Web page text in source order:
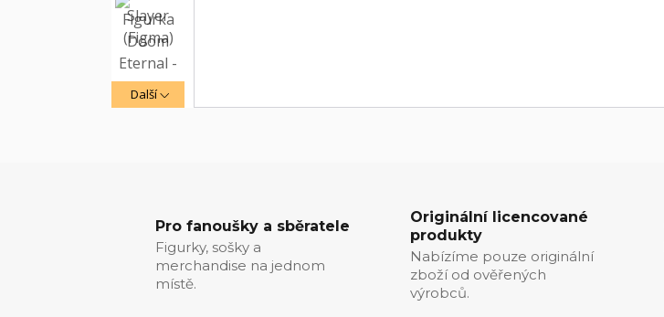
Další
Pro fanoušky a sběratele
Figurky, sošky a
merchandise na jednom
místě.
Originální licencované
produkty
Nabízíme pouze originální
zboží od ověřených
výrobců.